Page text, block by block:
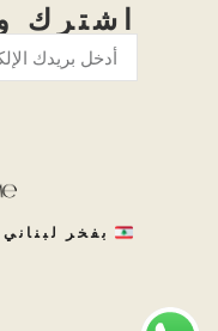
اشترك
بفخر لبناني